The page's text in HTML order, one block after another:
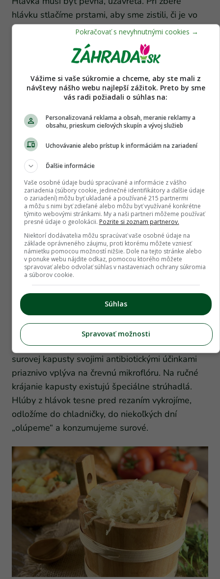
hlávku stlačíme prstami, aby sme zistili, či je vo
vnútri dostatočne pevná. Hlávky odrežeme,
očistíme od obalových listov a snažíme sa ich čo
najskôr spracovať. Optimálna teplota na
vlhkosti až 80 – 90 %. Kvalitné hlávky vydržia až
Kyslá kapusta
lacným zdrojom vitamínu C po celý rok, ale najmä
v zimných a jarných mesiacoch. Po mliečnom
kvasení sa v nej zachováva približne polovica
vitamínu C. Navyše, šťava z kvasenej, ale i
surovej kapusty svojimi antibiotickými účinkami
priaznivo vplýva na črevnú mikroflóru. Na ručné
krájanie kapusty existujú špeciálne strúhadlá.
Hlúby z hlávok tesne pred rezaním vykrojíme,
odložíme do chladničky, do niekoľkých dní
„olúpeme“ a konzumujeme surové.
Vážime si vaše súkromie a chceme, aby ste mali z
návštevy nášho webu najlepší zážitok. Preto by sme
vás radi požiadali o súhlas na:
Personalizovaná reklama a obsah, meranie reklamy a
obsahu, prieskum cieľových skupín a vývoj služieb
Uchovávanie alebo prístup k informáciám na zariadení
Ďalšie informácie
Vaše osobné údaje budú spracúvané a informácie z vášho
zariadenia (súbory cookie, jedinečné identifikátory a ďalšie údaje
o zariadení) môžu byť ukladané a používané 215 partnermi
a môžu s nimi byť zdieľané alebo môžu byť využívané konkrétne
týmito webovými stránkami. My a naši partneri môžeme používať
presné údaje o geolokácii. Pozrite si zoznam partnerov.
Niektorí dodávatelia môžu spracúvať vaše osobné údaje na
základe oprávneného záujmu, proti ktorému môžete vzniesť
námietku pomocou možností nižšie. Dole na tejto stránke alebo
v ponuke webu nájdite odkaz, pomocou ktorého môžete
spravovať alebo odvolať súhlas v nastaveniach ochrany súkromia
a súborov cookie.
Súhlas
Spravovať možnosti